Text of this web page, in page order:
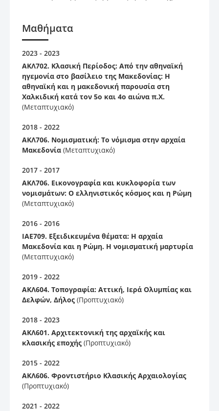
Μαθήματα
2023 - 2023
ΑΚΛ702. Κλασική Περίοδος: Από την αθηναϊκή
ηγεμονία στο βασίλειο της Μακεδονίας: Η
αθηναϊκή και η μακεδονική παρουσία στη
Χαλκιδική κατά τον 5ο και 4ο αιώνα π.Χ.
(Μεταπτυχιακό)
2018 - 2022
ΑΚΛ706. Νομισματική: Το νόμισμα στην αρχαία
Μακεδονία (Μεταπτυχιακό)
2017 - 2017
ΑΚΛ706. Εικονογραφία και κυκλοφορία των
νομισμάτων: Ο ελληνιστικός κόσμος και η Ρώμη
(Μεταπτυχιακό)
2016 - 2016
ΙΑΕ709. Εξειδικευμένα θέματα: Η αρχαία
Μακεδονία και η Ρώμη. Η νομισματική μαρτυρία
(Μεταπτυχιακό)
2019 - 2022
ΑΚΛ604. Τοπογραφία: Αττική, Ιερά Ολυμπίας και
Δελφών, Δήλος (Προπτυχιακό)
2018 - 2023
ΑΚΛ601. Αρχιτεκτονική της αρχαϊκής και
κλασικής εποχής (Προπτυχιακό)
2015 - 2022
ΑΚΛ606. Φροντιστήριο Κλασικής Αρχαιολογίας
(Προπτυχιακό)
2021 - 2022